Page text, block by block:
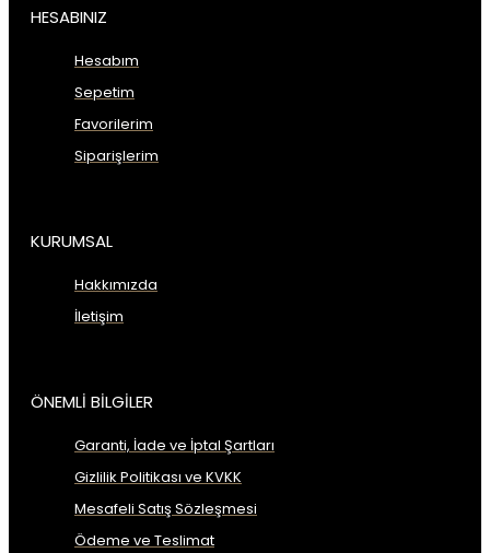
HESABINIZ
Hesabım
Sepetim
Favorilerim
Siparişlerim
KURUMSAL
Hakkımızda
İletişim
ÖNEMLİ BİLGİLER
Garanti, İade ve İptal Şartları
Gizlilik Politikası ve KVKK
Mesafeli Satış Sözleşmesi
Ödeme ve Teslimat